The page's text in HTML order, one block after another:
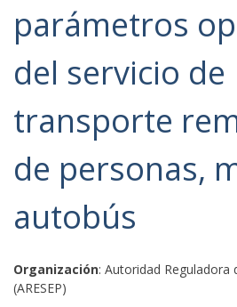
parámetros
del servicio de
transporte
de personas,
autobús
Organización: Autoridad Reguladora
(ARESEP)